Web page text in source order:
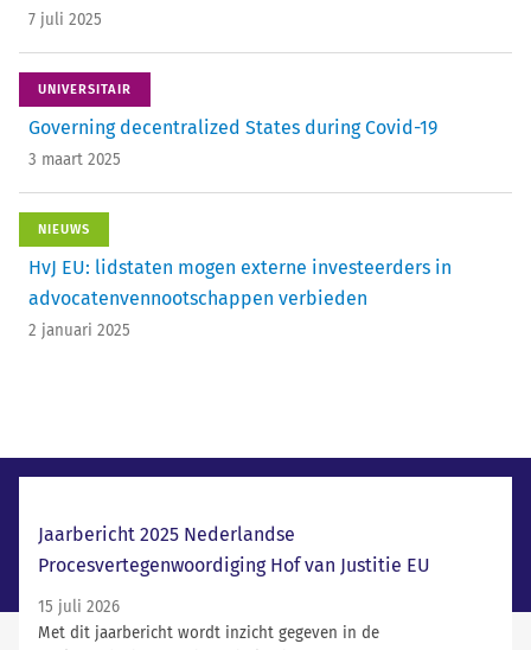
7 juli 2025
UNIVERSITAIR
Governing decentralized States during Covid-19
3 maart 2025
NIEUWS
HvJ EU: lidstaten mogen externe investeerders in
advocatenvennootschappen verbieden
2 januari 2025
Jaarbericht 2025 Nederlandse
Procesvertegenwoordiging Hof van Justitie EU
15 juli 2026
Met dit jaarbericht wordt inzicht gegeven in de